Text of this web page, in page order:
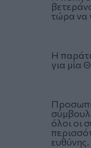
τώρα να
Η
για μία
όλοι οι
ευθύνης.